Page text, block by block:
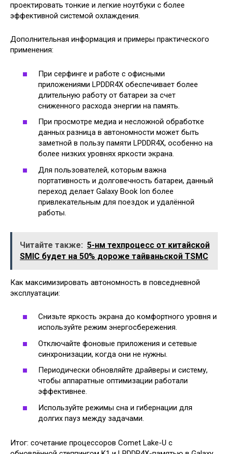
проектировать тонкие и легкие ноутбуки с более
эффективной системой охлаждения.
Дополнительная информация и примеры практического
применения:
При серфинге и работе с офисными
приложениями LPDDR4X обеспечивает более
длительную работу от батареи за счет
сниженного расхода энергии на память.
При просмотре медиа и несложной обработке
данных разница в автономности может быть
заметной в пользу памяти LPDDR4X, особенно на
более низких уровнях яркости экрана.
Для пользователей, которым важна
портативность и долговечность батареи, данный
переход делает Galaxy Book Ion более
привлекательным для поездок и удалённой
работы.
Читайте также: 5-нм техпроцесс от китайской
SMIC будет на 50% дороже тайваньской TSMC
Как максимизировать автономность в повседневной
эксплуатации:
Снизьте яркость экрана до комфортного уровня и
используйте режим энергосбережения.
Отключайте фоновые приложения и сетевые
синхронизации, когда они не нужны.
Периодически обновляйте драйверы и систему,
чтобы аппаратные оптимизации работали
эффективнее.
Используйте режимы сна и гибернации для
долгих пауз между задачами.
Итог: сочетание процессоров Comet Lake-U с